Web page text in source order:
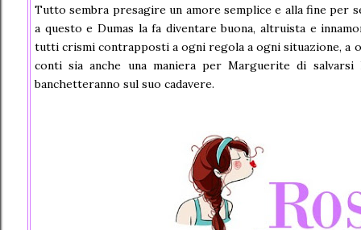
Tutto sembra presagire un amore semplice e alla fine per
a questo e Dumas la fa diventare buona, altruista e
tutti crismi contrapposti a ogni regola a ogni situazione, a
conti sia anche una maniera per Marguerite di
banchetteranno sul suo cadavere.